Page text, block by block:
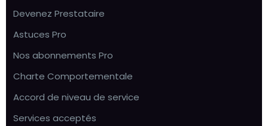
Devenez Prestataire
Astuces Pro
Nos abonnements Pro
Charte Comportementale
Accord de niveau de service
Services acceptés